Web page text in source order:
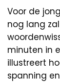
Voor de
nog lang
minuten in
illustreert
spanning